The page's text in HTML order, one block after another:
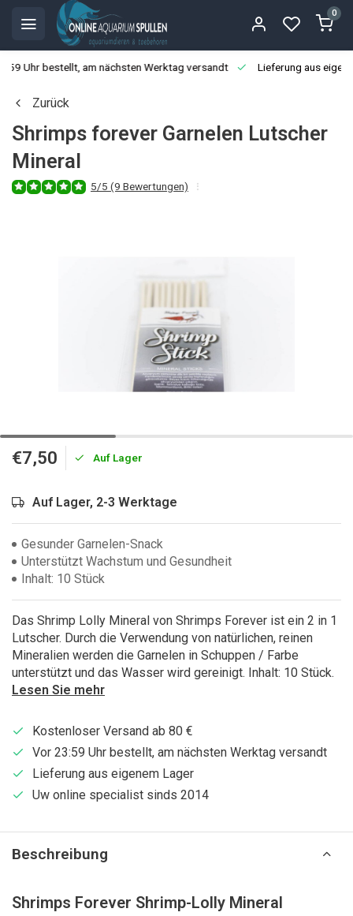
0
Uhr bestellt, am nächsten Werktag versandt Lieferung aus
Zurück
Shrimps forever Garnelen Lutscher
Mineral
5/5 (9 Bewertungen)
€7,50 Auf Lager
Auf Lager, 2-3 Werktage
Gesunder Garnelen-Snack
Unterstützt Wachstum und Gesundheit
Inhalt: 10 Stück
Das Shrimp Lolly Mineral von Shrimps Forever ist ein 2 in 1
Lutscher. Durch die Verwendung von natürlichen, reinen
Mineralien werden die Garnelen in Schuppen / Farbe
unterstützt und das Wasser wird gereinigt. Inhalt: 10 Stück.
Lesen Sie mehr
Kostenloser Versand ab 80 €
Vor 23:59 Uhr bestellt, am nächsten Werktag versandt
Lieferung aus eigenem Lager
Uw online specialist sinds 2014
Beschreibung
Shrimps Forever Shrimp-Lolly Mineral